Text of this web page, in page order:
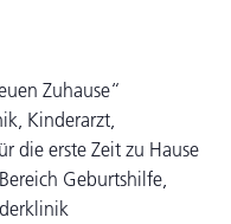
Zuhause“
Kinderarzt,
die erste Zeit zu Hause
Geburtshilfe,